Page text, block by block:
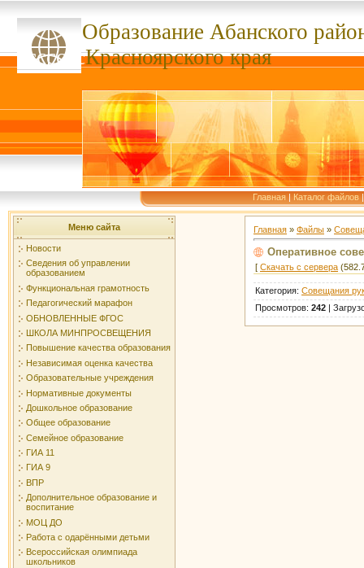
Образование Абанского
сссссссКрасноярского края
Главная | Каталог файлов
Меню сайта
Новости
Сведения об управлении
образованием
Функциональная грамотность
Педагогический марафон
ОБНОВЛЕННЫЕ ФГОС
ШКОЛА МИНПРОСВЕЩЕНИЯ
Повышение качества образования
Независимая оценка качества
Образовательные учреждения
Нормативные документы
Дошкольное образование
Общее образование
Семейное образование
ГИА 11
ГИА 9
ВПР
Дополнительное образование и
воспитание
МОЦ ДО
Работа с одарёнными детьми
Всероссийская олимпиада
школьников
Главная » Файлы »
Оперативное
[ Скачать с сервера
Категория: Совещания
Просмотров: 242 |